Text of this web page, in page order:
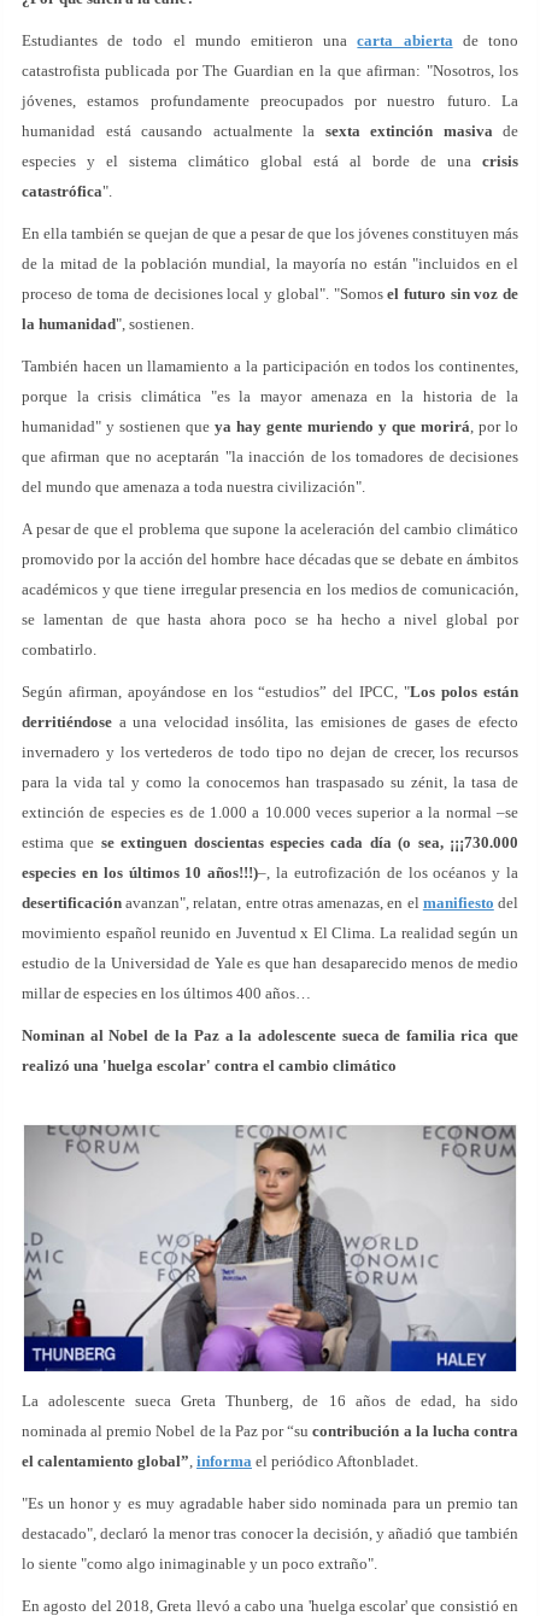
Estudiantes de todo el mundo emitieron unacarta abiertade tono
catastrofista publicada por The Guardian en la que afirman: "Nosotros, los
jóvenes, estamos profundamente preocupados por nuestro futuro. La
humanidad está causando actualmente la sexta extinción masivade
especies y el sistema climático global está al borde de una crisis
catastrófica".
En ella también se quejan de que a pesar de que los jóvenes constituyen más
de la mitad de la población mundial, la mayoría no están "incluidos en el
proceso de toma de decisiones local y global". "Somosel futuro sin voz de
la humanidad", sostienen.
También hacen un llamamiento a la participación en todos los continentes,
porque la crisis climática "es la mayor amenaza en la historia de la
humanidad" y sostienen que ya hay gente muriendo y que morirá, por lo
que afirman que no aceptarán "la inacción de los tomadores de decisiones
del mundo que amenaza a toda nuestra civilización".
A pesar de que el problema que supone la aceleración del cambio climático
promovido por la acción del hombre hace décadas que se debate en ámbitos
académicos y que tiene irregular presencia en los medios de comunicación,
se lamentan de que hasta ahora poco se ha hecho a nivel global por
combatirlo.
Según afirman, apoyándose en los “estudios” del IPCC, "Los polos están
derritiéndose a una velocidad insólita, las emisiones de gases de efecto
invernadero y los vertederos de todo tipo no dejan de crecer, los recursos
para la vida tal y como la conocemos han traspasado su zénit, la tasa de
extinción de especies es de 1.000 a 10.000 veces superior a la normal –se
estima que se extinguen doscientas especies cada día (o sea, ¡¡¡730.000
especies en los últimos 10 años!!!)–, la eutrofización de los océanos y la
desertificación avanzan", relatan, entre otras amenazas, en el manifiesto del
movimiento español reunido en Juventud x El Clima. La realidad según un
estudio de la Universidad de Yale es que han desaparecido menos de medio
millar de especies en los últimos 400 años…
Nominan al Nobel de la Paz a la adolescente sueca de familia rica que
realizó una 'huelga escolar' contra el cambio climático
La adolescente sueca Greta Thunberg, de 16 años de edad, ha sido
nominada al premio Nobel de la Paz por “sucontribución a la lucha contra
el calentamiento global” informa el periódico Aftonbladet.
"Es un honor y es muy agradable haber sido nominada para un premio tan
destacado", declaró la menor tras conocer la decisión, y añadió que también
lo siente "como algo inimaginable y un poco extraño".
En agosto del 2018, Greta llevó a cabo una 'huelga escolar' que consistió en